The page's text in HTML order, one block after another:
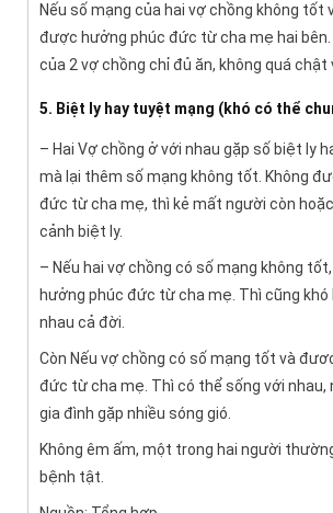
Nếu số mạng của hai vợ chồng không tốt
được hưởng phúc đức từ cha mẹ hai
của 2 vợ chồng chỉ đủ ăn, không quá chật
5. Biệt ly hay tuyệt mạng (khó có thể
– Hai Vợ chồng ở với nhau gặp số biệt ly
mà lại thêm số mạng không tốt. Không
đức từ cha mẹ, thì kẻ mất người còn
cảnh biệt ly.
– Nếu hai vợ chồng có số mạng không
hưởng phúc đức từ cha mẹ. Thì cũng khó
nhau cả đời.
Còn Nếu vợ chồng có số mạng tốt và
đức từ cha mẹ. Thì có thể sống với nhau,
gia đình gặp nhiều sóng gió.
Không êm ấm, một trong hai người
bệnh tật.